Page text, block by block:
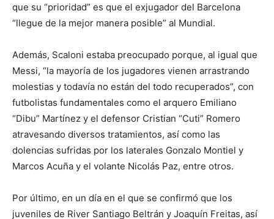
que su “prioridad” es que el exjugador del Barcelona
“llegue de la mejor manera posible” al Mundial.
Además, Scaloni estaba preocupado porque, al igual que
Messi, “la mayoría de los jugadores vienen arrastrando
molestias y todavía no están del todo recuperados”, con
futbolistas fundamentales como el arquero Emiliano
“Dibu” Martínez y el defensor Cristian “Cuti” Romero
atravesando diversos tratamientos, así como las
dolencias sufridas por los laterales Gonzalo Montiel y
Marcos Acuña y el volante Nicolás Paz, entre otros.
Por último, en un día en el que se confirmó que los
juveniles de River Santiago Beltrán y Joaquín Freitas, así